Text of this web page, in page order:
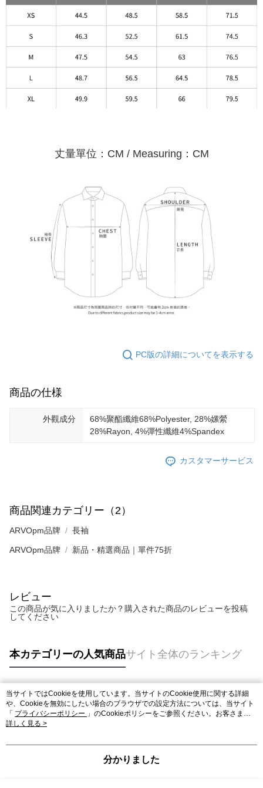
丈量單位：CM / Measuring：CM
PC版の詳細についてを表示する
商品の仕様
外觀成分
68%聚酯纖維68%Polyester, 28%嫘縈
28%Rayon, 4%彈性纖維4%Spandex
カスタマーサービス
商品関連カテゴリー（2）
ARVOpm品牌 長袖
ARVOpm品牌 新品・精選商品｜單件75折
レビュー
この商品が気に入りましたか？購入された商品のレビューを投稿
してください
本カテゴリーの人気商品サイト全体のランキング
人気タグ
当サイトではCookieを使用しています。当サイトのCookie使用に関する詳細
や、Cookieを無効にしたい場合のブラウザでの設定方法については、当サイト
「 プライバシーポリシー 」のCookieポリシーをご参照ください。お客さま
が、当サイトを引き続き使用される場合、当社がサイト利用規約のCookieポリ
詳しく見る >
分かりました